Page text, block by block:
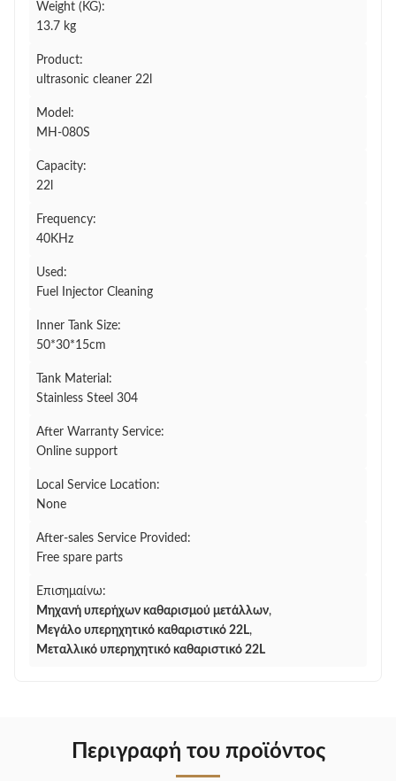
Weight (KG):
13.7 kg
Product:
ultrasonic cleaner 22l
Model:
MH-080S
Capacity:
22l
Frequency:
40KHz
Used:
Fuel Injector Cleaning
Inner Tank Size:
50*30*15cm
Tank Material:
Stainless Steel 304
After Warranty Service:
Online support
Local Service Location:
None
After-sales Service Provided:
Free spare parts
Επισημαίνω:
Μηχανή υπερήχων καθαρισμού μετάλλων,
Μεγάλο υπερηχητικό καθαριστικό 22L,
Μεταλλικό υπερηχητικό καθαριστικό 22L
Περιγραφή του προϊόντος